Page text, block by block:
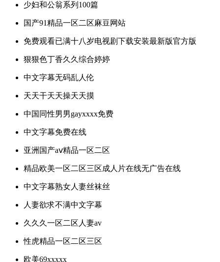
少妇和公翁系列100篇
国产91精品一区二区麻豆网站
免费观看已满十八岁电视剧下载安装最新版官方版
狠狠色丁香久久综合婷婷
中文字幕无码乱人伦
天天干天天操天天摸
中国同性男男gayxxxx免费
中文字幕免费在线
亚洲国产aⅴ精品一区二区
精品欧美一区二区三区成人片在线无广告在线
中文字幕熟女人妻丝袜丝
人妻欲求不满中文字幕
久久久一区二区人妻av
性虎精品一区二区三区
欧美69xxxxx